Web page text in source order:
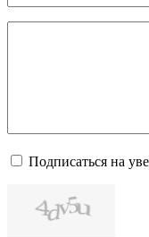
Подписаться на